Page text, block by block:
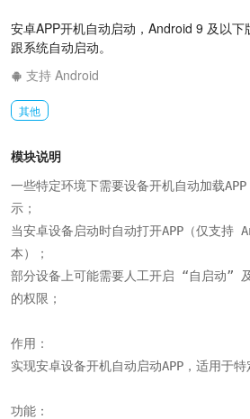
安卓APP开机自动启动，Android 9 及以下
跟系统自动启动。
支持 Android
其他
模块说明
一些特定环境下需要设备开机自动加载
示；
当安卓设备启动时自动打开APP（仅支
本）；
部分设备上可能需要人工开启 “自启动”
的权限；
作用：
实现安卓设备开机自动启动APP，适用于特
功能：